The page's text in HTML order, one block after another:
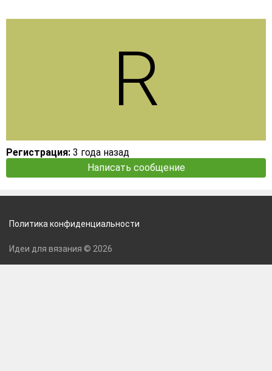
Регистрация: 3 года назад
Написать сообщение
Политика конфиденциальности
Идеи для вязания © 2026